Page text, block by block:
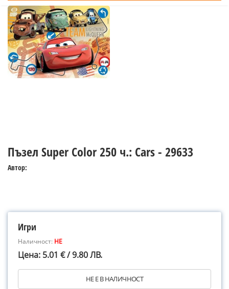
Пъзел Super Color 250 ч.: Cars - 29633
Автор:
Игри
Наличност: НЕ
Цена: 5.01 € / 9.80 ЛВ.
НЕ Е В НАЛИЧНОСТ